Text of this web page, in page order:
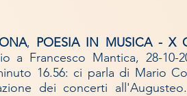
, POESIA IN MUSICA - X
a Francesco Mantica, 28-
16.56: ci parla di Mario
dei concerti